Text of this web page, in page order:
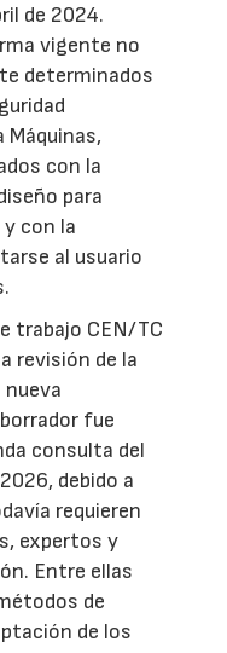
de 2024.
vigente no
determinados
con la
para
con la
al usuario
trabajo CEN/TC
revisión de la
fue
consulta del
debido a
requieren
expertos y
Entre ellas
de
de los